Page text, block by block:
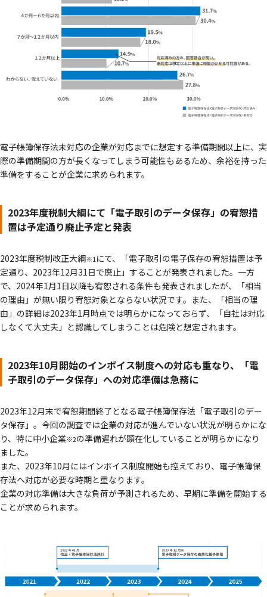
電子帳簿保存法未対応の企業が対応までに想定する準備期間以上に、実
際の準備期間の方が長くなってしまう可能性もあるため、余裕を持った
準備をすることが企業に求められます。
2023年度税制大綱にて「電子取引のデータ保存」の宥恕措
置は予定通り廃止予定と発表
2023年度税制改正大綱※1 にて、「電子取引の電子保存の宥恕措置は予
定通り、2023年12月31日で廃止」することが発表されました。一方
で、2024年1月1日以降も宥恕される条件も発表されましたが、「相当
の理由」が無い限り宥恕対象とならない状況です。また、「相当の理
由」の詳細は2023年1月時点では明らかになっておらず、「自社は対応
しなくて大丈夫」と認識してしまうことは危険と想定されます。
2023年10月開始のインボイス制度への対応も重なり、「電
子取引のデータ保存」への対応準備は急務に
2023年12月末で宥恕期間終了となる電子帳簿保存法「電子取引のデー
タ保存」。今回の調査では企業の対応が進んでいない状況が明らかにな
り、特に中小企業※2の準備遅れが顕在化していることが明らかになり
ました。
また、2023年10月にはインボイス制度開始も控えており、電子帳簿保
存法へ対応が必要な時期と重なります。
企業の対応準備は大きな負荷が予測されるため、早期に準備を開始する
ことが求められます。